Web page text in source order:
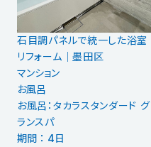
石目調パネルで統一した浴室
リフォーム｜墨田区
マンション
お風呂
お風呂：タカラスタンダード グ
ランスパ
期間 ： 4日